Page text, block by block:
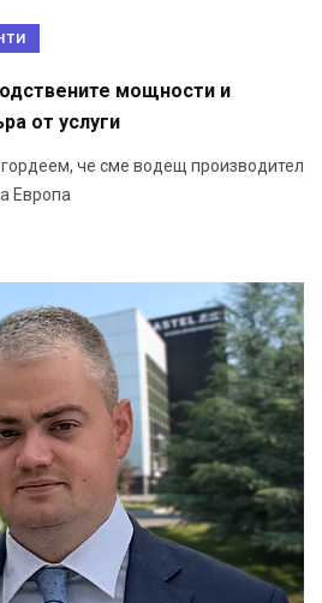
мощности и
от услуги
че сме водещ производител
Европа